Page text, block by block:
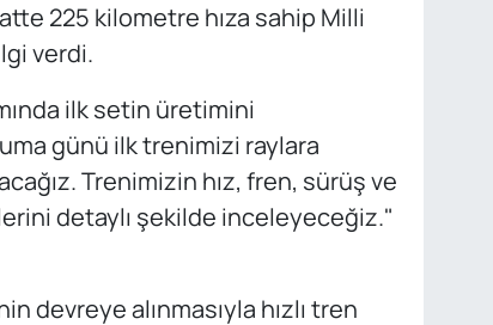
225 kilometre hıza sahip Milli
verdi.
ilk setin üretimini
günü ilk trenimizi raylara
Trenimizin hız, fren, sürüş ve
detaylı şekilde inceleyeceğiz."
devreye alınmasıyla hızlı tren